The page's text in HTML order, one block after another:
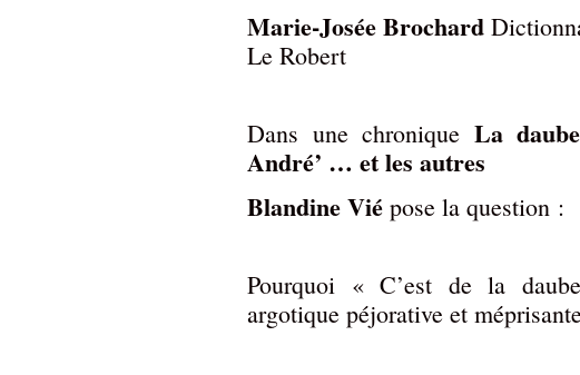
Marie-Josée Brochard
Le Robert
Dans une chronique La
André’ … et les autres
Blandine Vié pose la question :
Pourquoi « C’est de la
argotique péjorative et